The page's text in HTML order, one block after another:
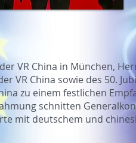
VR China in München,
VR China sowie des 50.
zu einem festlichen
schnitten
mit deutschem und